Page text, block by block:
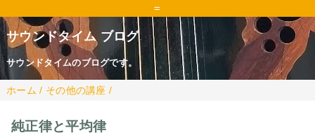
=
サウンドタイム ブログ
サウンドタイムのブログです。
ホーム / その他の講座 /
純正律と平均律